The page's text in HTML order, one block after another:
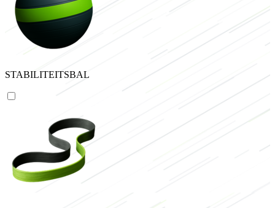
STABILITEITSBAL